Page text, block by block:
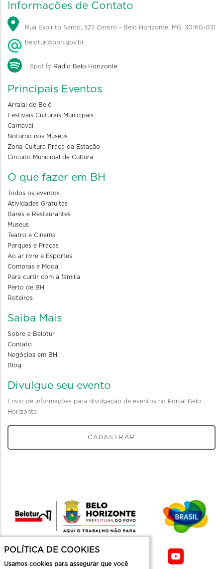
Informações de Contato
Rua Espírito Santo, 527 Centro - Belo Horizonte, MG, 30160-031
belotur@pbh.gov.br
Spotify Rádio Belo Horizonte
Principais Eventos
Arraial de Belô
Festivais Culturais Municipais
Carnaval
Noturno nos Museus
Zona Cultura Praça da Estação
Circuito Municipal de Cultura
O que fazer em BH
Todos os eventos
Atividades Gratuitas
Bares e Restaurantes
Museus
Teatro e Cinema
Parques e Praças
Ao ar livre e Esportes
Compras e Moda
Para curtir com a familia
Perto de BH
Roteiros
Saiba Mais
Sobre a Belotur
Contato
Negócios em BH
Blog
Divulgue seu evento
Envio de informações para divulgação de eventos no Portal Belo
Horizonte
CADASTRAR
POLÍTICA DE COOKIES
Usamos cookies para assegurar que você